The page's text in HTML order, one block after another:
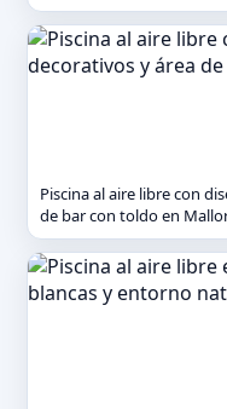
Piscina al aire libre con
de bar con toldo en